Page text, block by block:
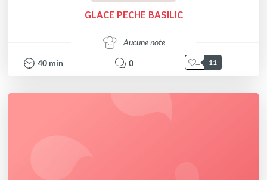
GLACE PECHE BASILIC
Aucune note
40 min 0 11